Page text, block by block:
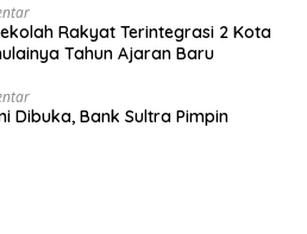
Rakyat Terintegrasi 2 Kota
Tahun Ajaran Baru
Dibuka, Bank Sultra Pimpin